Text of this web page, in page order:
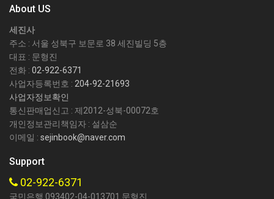
About US
세진사
주소 : 서울 성북구 보문로 38 세진빌딩 5층
대표 : 문형진
전화 : 02-922-6371
사업자등록번호 : 204-92-21693
사업자정보확인
통신판매업신고 : 제2012-성북-00072호
개인정보관리책임자 : 설삼순
이메일 : sejinbook@naver.com
Support
02-922-6371
국민은행 093402-04-013701 문형진